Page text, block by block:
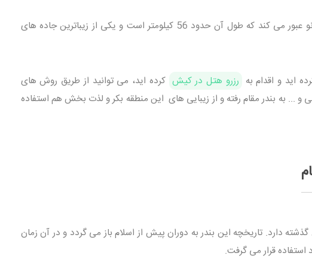
این مسیر از جاده ساحلی زیبای مقام بستانو عبور می کند که طول آن حدود 56 کیلومتر است و یکی از زیباترین جاده های
اید و اقدام به رزرو هتل در کیش کرده اید، می توانید از طریق روش های
... به بندر مقام رفته و از زیبایی های این منطقه بکر و لذت بخش هم استفاده
دارد. تاریخچه این بندر به دوران پیش از اسلام باز می گردد و در آن زمان
استفاده قرار می گرفت.